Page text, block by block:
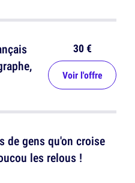
30 €
Voir l'offre
de gens qu'on croise
les relous !